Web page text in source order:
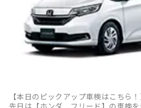
【本日のピックアップ車検はこちら！
先日は【ホンダ フリード】の車検を